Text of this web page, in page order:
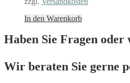
In den Warenkorb
Haben Sie Fragen
Wir beraten Sie gerne